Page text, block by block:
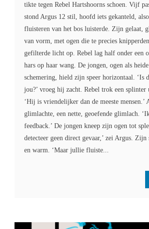
tikte tegen Rebel Hartshoorns schoen. Vijf
stond Argus 12 stil, hoofd iets gekanteld,
fluisteren van het bos luisterde. Zijn gelaat,
van vorm, met ogen die te precies
gefilterde licht op. Rebel lag half onder een
hars op haar wang. De jongen, ogen als
schemering, hield zijn speer horizontaal. ‘Is
jou?’ vroeg hij zacht. Rebel trok een splinter
‘Hij is vriendelijker dan de meeste mensen.’
glimlachte, een nette, geoefende glimlach.
feedback.’ De jongen kneep zijn ogen tot
detecteer geen direct gevaar,’ zei Argus. Zijn
en warm. ‘Maar jullie fluiste...